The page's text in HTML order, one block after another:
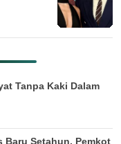
Tanpa Kaki Dalam
Baru Setahun, Pemkot